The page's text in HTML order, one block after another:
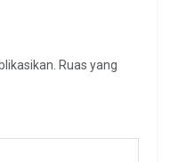
Ruas yang